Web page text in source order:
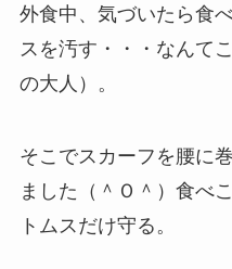
外食中、気づいたら食
スを汚す・・・なんて
の大人）。
そこでスカーフを腰に
ました（＾Ｏ＾）食べ
トムスだけ守る。